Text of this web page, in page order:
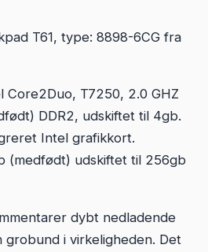
T61, type: 8898-6CG fra
Core2Duo, T7250, 2.0 GHZ
DDR2, udskiftet til 4gb.
Intel grafikkort.
(medfødt) udskiftet til 256gb
dybt nedladende
i virkeligheden. Det